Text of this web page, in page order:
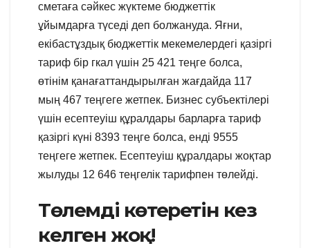
сметаға сәйкес жүктеме бюджеттік
ұйымдарға түседі деп болжануда. Яғни,
екібастұздық бюджеттік мекемелердегі қазіргі
тариф бір гкал үшін 25 421 теңге болса,
өтінім қанағаттандырылған жағдайда 117
мың 467 теңгеге жетпек. Бизнес субъектілері
үшін есептеуіш құралдары барларға тариф
қазіргі күні 8393 теңге болса, енді 9555
теңгеге жетпек. Есептеуіш құралдары жоқтар
жылуды 12 646 теңгелік тарифпен төлейді.
Төлемді көтеретін кез
келген жоқ!